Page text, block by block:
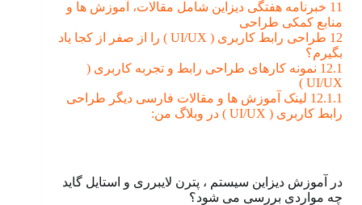
11 خبرنامه هفتگی دیزاین شامل مقالات، آموزش ها و
منابع کمکی طراحی
12
طراحی رابط کاربری ( UI/UX ) را از صفر از کجا یاد
بگیرم؟
12.1 نمونه کارهای طراحی رابط و تجربه کاربری (
UI/UX )
12.1.1 لینک آموزش ها و مقالات فارسی دیگر طراحی
رابط کاربری ( UI/UX ) در وبلاگ من:
در آموزش دیزاین سیستم ، پترن لایبرری و استایل گاید
چه مواردی بررسی می شود؟